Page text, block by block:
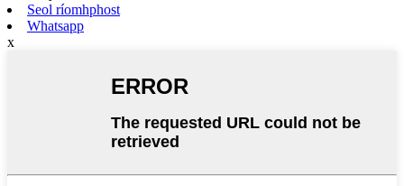
Seol ríomhphost
Whatsapp
x